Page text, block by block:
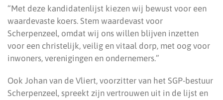
“Met deze kandidatenlijst kiezen wij bewust voor een
waardevaste koers. Stem waardevast voor
Scherpenzeel, omdat wij ons willen blijven inzetten
voor een christelijk, veilig en vitaal dorp, met oog voor
inwoners, verenigingen en ondernemers.”
Ook Johan van de Vliert, voorzitter van het SGP-bestuur
Scherpenzeel, spreekt zijn vertrouwen uit in de lijst en